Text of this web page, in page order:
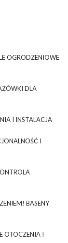
OGRODZENIOWE
DLA
I INSTALACJA
I
BASENY
OTOCZENIA I